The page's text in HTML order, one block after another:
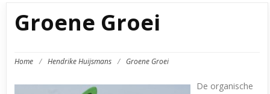
Groene Groei
Home / Hendrike Huijsmans / Groene Groei
De organische